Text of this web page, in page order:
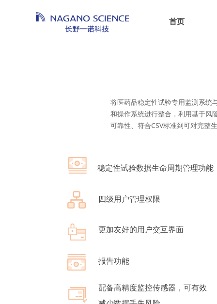
首页
将医药品稳定性试验专用监测系统
和操作系统进行整合，利用基于风
可靠性、符合CSV标准到可对完整
四级用户管理权限
更加友好的用户交互界面
报告功能
​​​​​配备高精度监控传感器，可有效
稳定性试验数据生命周期管理功能